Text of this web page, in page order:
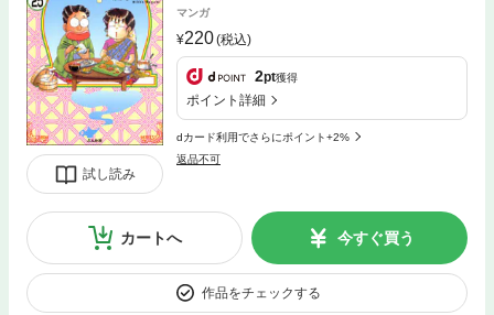
試し読み
マンガ
220(税込)
2pt獲得
ポイント詳細
dカード利用でさらにポイント+2%
返品不可
カートへ 今すぐ買う
作品をチェックする